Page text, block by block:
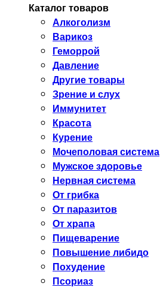
Каталог товаров
Алкоголизм
Варикоз
Геморрой
Давление
Другие товары
Зрение и слух
Иммунитет
Красота
Курение
Мочеполовая система
Мужское здоровье
Нервная система
От грибка
От паразитов
От храпа
Пищеварение
Повышение либидо
Похудение
Псориаз